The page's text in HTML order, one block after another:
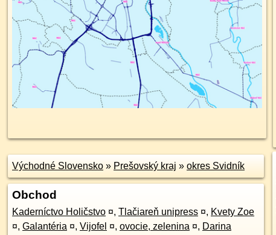
Východné Slovensko » Prešovský kraj » okres Svidník
Obchod
Kaderníctvo Holičstvo ¤, Tlačiareň unipress ¤, Kvety Zoe
¤, Galantéria ¤, Vijofel ¤, ovocie, zelenina ¤, Darina